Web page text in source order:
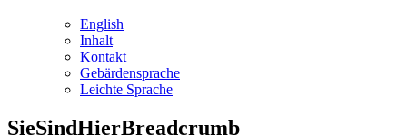
English
In­halt
Kon­takt
Ge­bär­den­spra­che
Leich­te Spra­che
SieSindHierBreadcrumb